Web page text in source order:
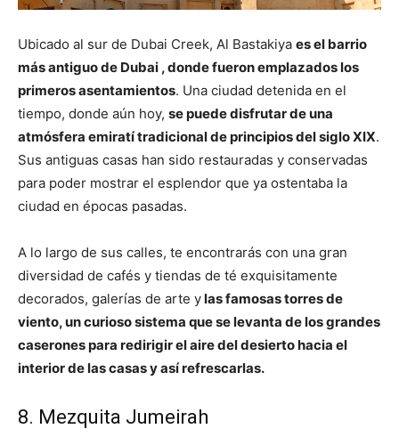
Ubicado al sur de Dubai Creek, Al Bastakiya es el barrio
más antiguo de Dubai , donde fueron emplazados los
primeros asentamientos. Una ciudad detenida en el
tiempo, donde aún hoy, se puede disfrutar de una
atmósfera emiratí tradicional de principios del siglo XIX.
Sus antiguas casas han sido restauradas y conservadas
para poder mostrar el esplendor que ya ostentaba la
ciudad en épocas pasadas.
A lo largo de sus calles, te encontrarás con una gran
diversidad de cafés y tiendas de té exquisitamente
decorados, galerías de arte ylas famosas torres de
viento, un curioso sistema que se levanta de los grandes
caserones para redirigir el aire del desierto hacia el
interior de las casas y así refrescarlas.
8. Mezquita Jumeirah